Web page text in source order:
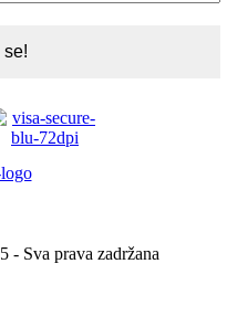
Sva prava zadržana